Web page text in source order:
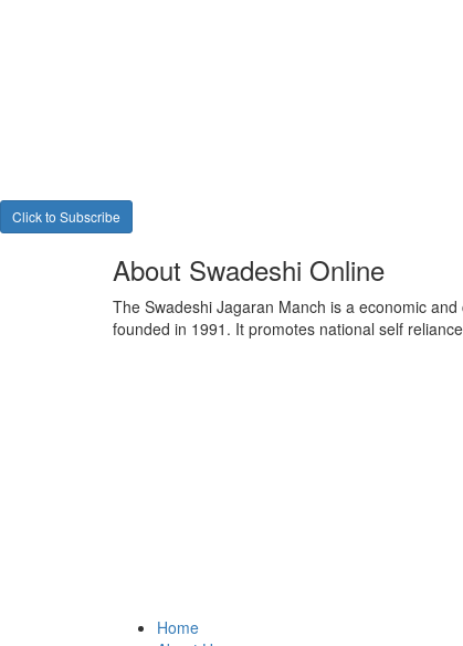
Click to Subscribe
About Swadeshi Online
The Swadeshi Jagaran Manch is a economic
founded in 1991. It promotes national self
Home